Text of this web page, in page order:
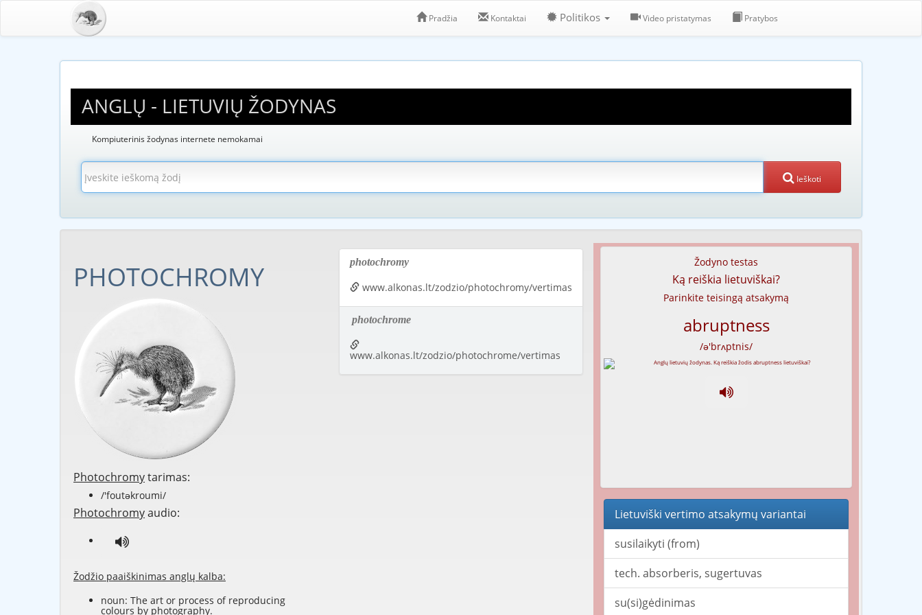
Pradžia Kontaktai Politikos Video pristatymas Pratybos
ANGLŲ - LIETUVIŲ ŽODYNAS
Kompiuterinis žodynas internete nemokamai
Ieškoti
PHOTOCHROMY
Photochromytarimas:
/'foutəkroumi/
Photochromyaudio:
Žodžio paaiškinimas anglų kalba:
noun: The art or process of reproducing
colours by photography.
photochromy
www.alkonas.lt/zodzio/photochromy/vertimas
photochrome
www.alkonas.lt/zodzio/photochrome/vertimas
Žodyno testas
Ką reiškia lietuviškai?
Parinkite teisingą atsakymą
abruptness
/ə'brʌptnis/
Lietuviški vertimo atsakymų variantai
susilaikyti (from)
tech. absorberis, sugertuvas
su(si)gėdinimas